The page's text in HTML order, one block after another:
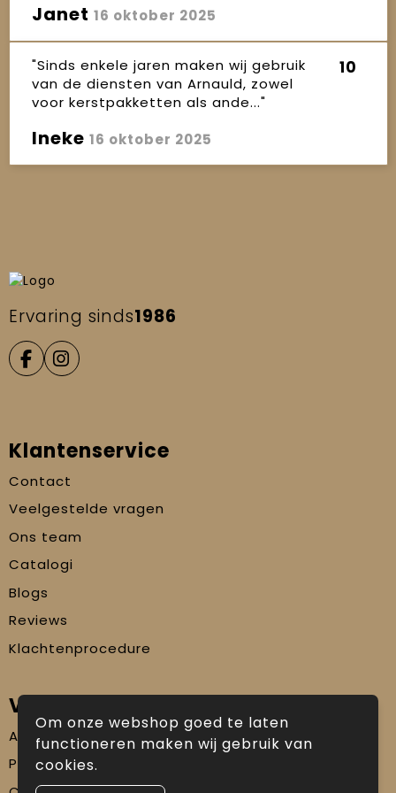
Janet 16 oktober 2025
"Sinds enkele jaren maken wij gebruik
van de diensten van Arnauld, zowel
voor kerstpakketten als ande..."
10
Ineke 16 oktober 2025
Ervaring sinds1986
Klantenservice
Contact
Veelgestelde vragen
Ons team
Catalogi
Blogs
Reviews
Klachtenprocedure
Veilig winkelen
Algemene voorwaarden
Privacyverklaring
Om onze webshop goed te laten
functioneren maken wij gebruik van
cookies.